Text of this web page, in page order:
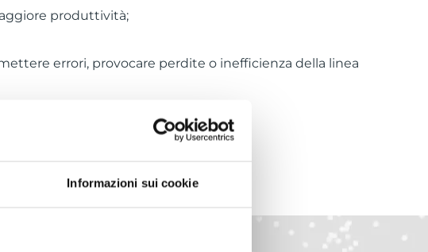
Informazioni sui cookie
produttività;
errori, provocare perdite o inefficienza della linea